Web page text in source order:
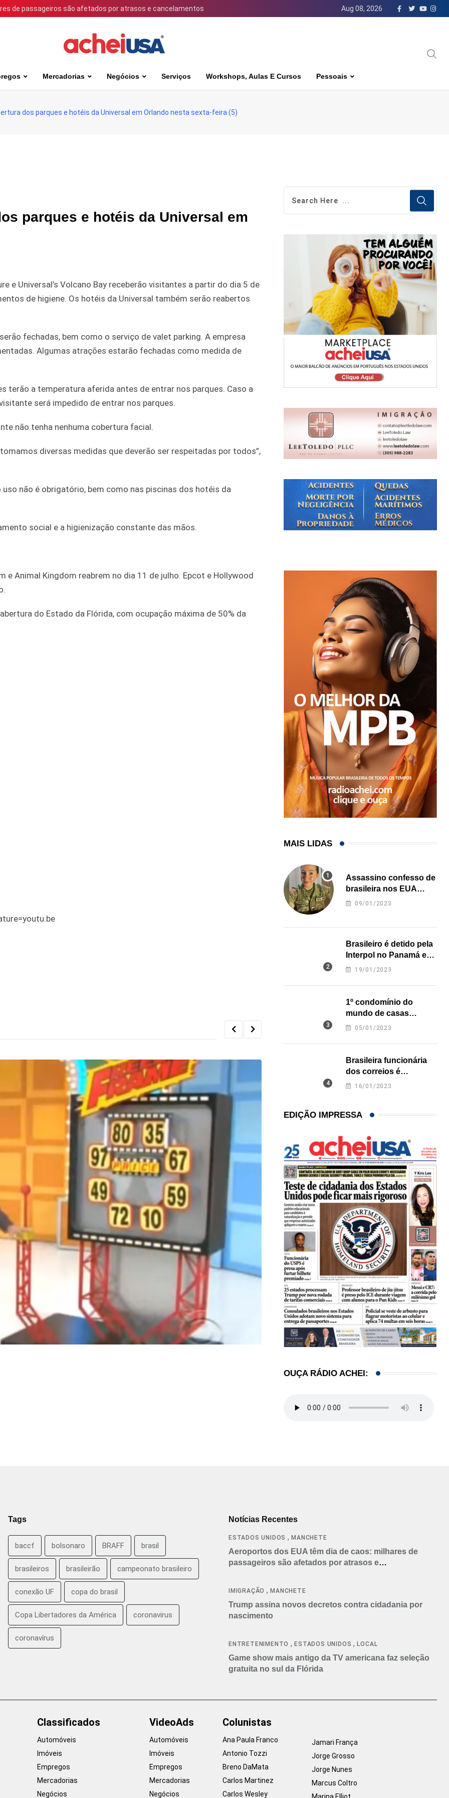
de passageiros são afetados por atrasos e cancelamentos Aug 08, 2026
Mercadorias Negócios Serviços Workshops, Aulas E Cursos Pessoais
dos parques e hotéis da Universal em Orlando nesta sexta-feira (5)
parques e hotéis da Universal em
e Universal’s Volcano Bay receberão visitantes a partir do dia 5 de
de higiene. Os hotéis da Universal também serão reabertos
fechadas, bem como o serviço de valet parking. A empresa
Algumas atrações estarão fechadas como medida de
a temperatura aferida antes de entrar nos parques. Caso a
será impedido de entrar nos parques.
não tenha nenhuma cobertura facial.
diversas medidas que deverão ser respeitadas por todos”,
não é obrigatório, bem como nas piscinas dos hotéis da
social e a higienização constante das mãos.
e Animal Kingdom reabrem no dia 11 de julho. Epcot e Hollywood
do Estado da Flórida, com ocupação máxima de 50% da
MAIS LIDAS
Assassino confesso de
brasileira nos EUA
revela onde deixou o
09/01/2023
Brasileiro é detido pela
Interpol no Panamá e
pode pegar prisão
19/01/2023
1º condomínio do
mundo de casas
impressas em 3D é
05/01/2023
Brasileira funcionária
dos correios é
assassinada a facadas
16/01/2023
EDIÇÃO IMPRESSA
OUÇA RÁDIO ACHEI:
Tags
baccf bolsonaro BRAFF brasil
brasileiros brasileirão campeonato brasileiro
conexão UF copa do brasil
Copa Libertadores da América coronavirus
coronavírus
Notícias Recentes
ESTADOS UNIDOS ,MANCHETE
Aeroportos dos EUA têm dia de caos: milhares de
passageiros são afetados por atrasos e
IMIGRAÇÃO ,MANCHETE
Trump assina novos decretos contra cidadania por
nascimento
ENTRETENIMENTO ,ESTADOS UNIDOS ,LOCAL
Game show mais antigo da TV americana faz seleção
gratuita no sul da Flórida
Classificados
Automóveis
Imóveis
Empregos
Mercadorias
Negócios
VideoAds
Automóveis
Imóveis
Empregos
Mercadorias
Negócios
Colunistas
Ana Paula Franco
Antonio Tozzi
Breno DaMata
Carlos Martinez
Carlos Wesley
Jamari França
Jorge Grosso
Jorge Nunes
Marcus Coltro